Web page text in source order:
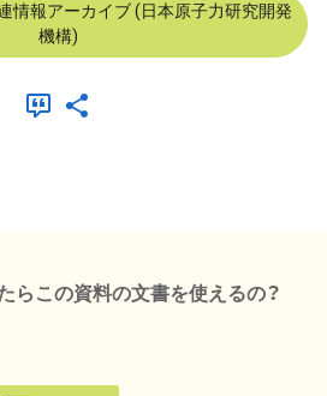
情報アーカイブ (日本原子力研究開発
機構)
らこの資料の文書を使えるの？